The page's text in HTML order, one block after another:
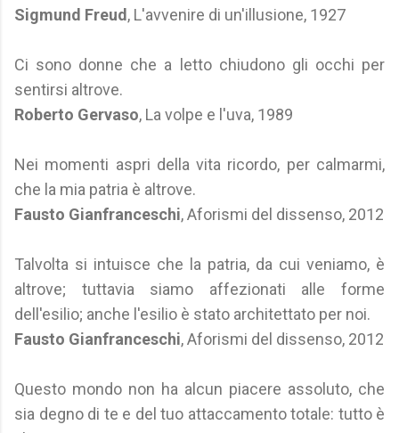
Sigmund Freud , L'avvenire di un'illusione, 1927
Ci sono donne che a letto chiudono gli occhi per
sentirsi altrove.
Roberto Gervaso, La volpe e l'uva, 1989
Nei momenti aspri della vita ricordo, per calmarmi,
che la mia patria è altrove.
Fausto Gianfranceschi, Aforismi del dissenso, 2012
Talvolta si intuisce che la patria, da cui veniamo, è
altrove; tuttavia siamo affezionati alle forme
dell'esilio; anche l'esilio è stato architettato per noi.
Fausto Gianfranceschi, Aforismi del dissenso, 2012
Questo mondo non ha alcun piacere assoluto, che
sia degno di te e del tuo attaccamento totale: tutto è